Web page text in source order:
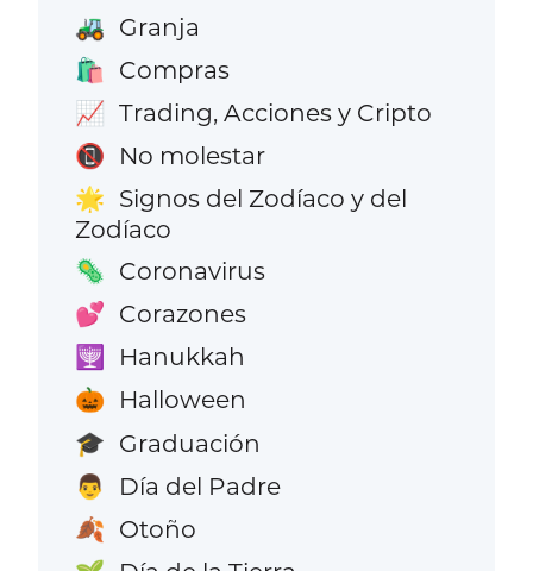
🚜 Granja
🛍️ Compras
📈 Trading, Acciones y Cripto
📵 No molestar
🌟 Signos del Zodíaco y del
Zodíaco
🦠 Coronavirus
💕 Corazones
🕎 Hanukkah
🎃 Halloween
🎓 Graduación
👨 Día del Padre
🍂 Otoño